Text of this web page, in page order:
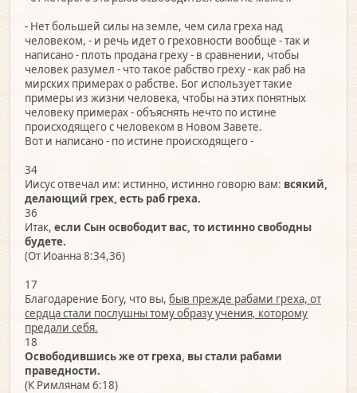
- Нет большей силы на земле, чем сила греха над
человеком, - и речь идет о греховности вообще - так и
написано - плоть продана греху - в сравнении, чтобы
человек разумел - что такое рабство греху - как раб на
мирских примерах о рабстве. Бог использует такие
примеры из жизни человека, чтобы на этих понятных
человеку примерах - объяснять нечто по истине
происходящего с человеком в Новом Завете.
Вот и написано - по истине происходящего -
34
Иисус отвечал им: истинно, истинно говорю вам: всякий,
делающий грех, есть раб греха.
36
Итак, если Сын освободит вас, то истинно свободны
будете.
(От Иоанна 8:34,36)
17
Благодарение Богу, что вы, быв прежде рабами греха, от
сердца стали послушны тому образу учения, которому
предали себя.
18
Освободившись же от греха, вы стали рабами
праведности.
(К Римлянам 6:18)